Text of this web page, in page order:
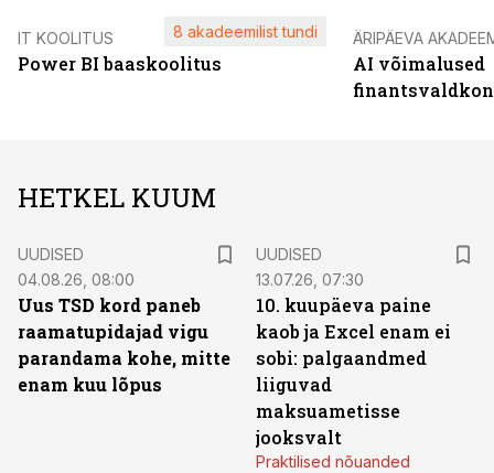
IT KOOLITUS
Power BI baaskoolitus
8 akadeemilist tundi ÄRIPÄEVA
AI võimalused
HETKEL KUUM
UUDISED
04.08.26, 08:00
Uus TSD kord paneb
raamatupidajad vigu
parandama kohe, mitte
enam kuu lõpus
UUDISED
13.07.26, 07:30
10. kuupäeva paine
kaob ja Excel enam ei
sobi: palgaandmed
liiguvad
maksuametisse
jooksvalt
Praktilised nõuanded